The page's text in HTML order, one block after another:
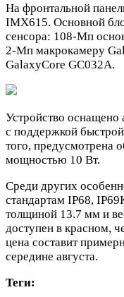
На фронтальной
IMX615. Основной
сенсора: 108-Мп
2-Мп макрокамеру
GalaxyCore GC032A.
Устройство
с поддержкой
того, предусмотрена
мощностью 10 Вт.
Среди других
стандартам IP68,
толщиной 13.7 мм и
доступен в красном,
цена составит
середине августа.
Теги: